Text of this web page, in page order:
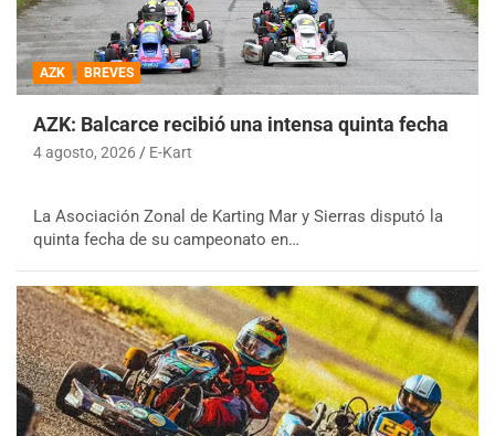
AZK BREVES
AZK: Balcarce recibió una intensa quinta fecha
4 agosto, 2026 E-Kart
La Asociación Zonal de Karting Mar y Sierras disputó la
quinta fecha de su campeonato en…